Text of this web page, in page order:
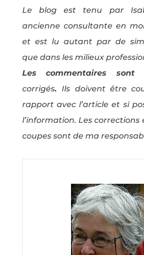
Le blog est tenu par
ancienne consultante en
et est lu autant par de
que dans les milieux
Les commentaires
corrigés. Ils doivent être
rapport avec l’article et si
l’information. Les corrections
coupes sont de ma